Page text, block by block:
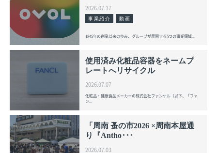
2026.07.17
事業紹介
動画
1845年の創業以来の歩み、グループが展開する5つの事業領域...
使用済み化粧品容器をネームプ
レートへリサイクル
2026.07.07
化粧品・健康食品メーカーの株式会社ファンケル（以下、「ファ
ン...
「周南 蚤の市2026 ×周南本屋通
り『Antho･･･
2026.07.03